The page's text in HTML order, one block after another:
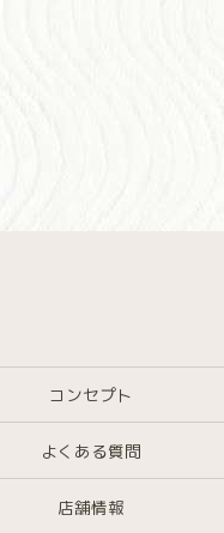
コンセプト
よくある質問
店舗情報